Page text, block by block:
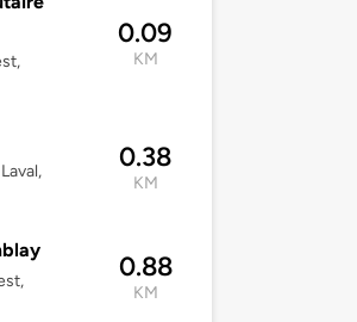
0.09
KM
0.38
KM
0.88
KM